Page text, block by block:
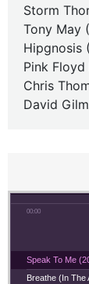
Storm
Tony May
Hipgnosis
Pink
Chris
David
00:00
Speak To Me
Breathe (In The